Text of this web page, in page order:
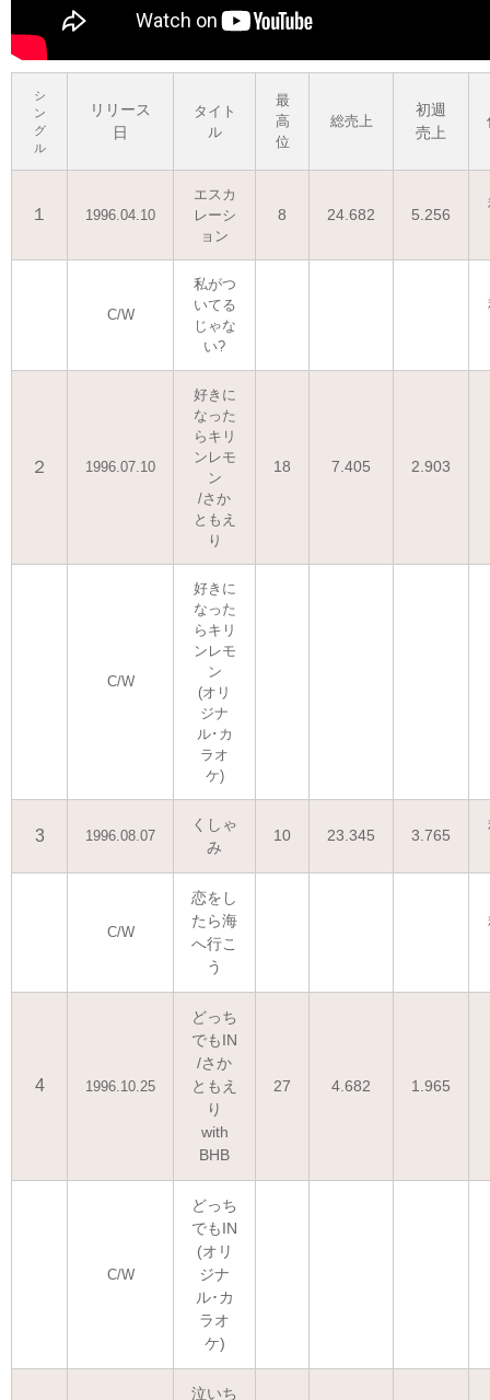
シ
ン
グ
ル
リリース
日
タイト
ル
最
高
位
総売上
初週
売上
１ 1996.04.10
エスカ
レーシ
ョン
8 24.682 5.256
C/W
私がつ
いてる
じゃな
い?
２ 1996.07.10
好きに
なった
らキリ
ンレモ
ン
/さか
ともえ
り
18 7.405 2.903
C/W
好きに
なった
らキリ
ンレモ
ン
(オリ
ジナ
ル･カ
ラオ
ケ)
3 1996.08.07
くしゃ
み
10 23.345 3.765
C/W
恋をし
たら海
へ行こ
う
4 1996.10.25
どっち
でもIN
/さか
ともえ
り
with
BHB
27 4.682 1.965
C/W
どっち
でもIN
(オリ
ジナ
ル･カ
ラオ
ケ)
泣いち